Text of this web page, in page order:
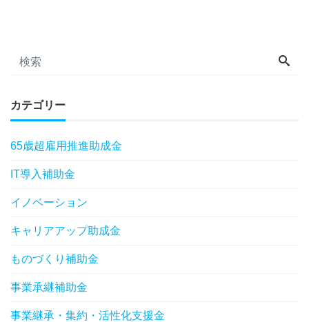
カテゴリー
65歳超雇用推進助成金
IT導入補助金
イノベーション
キャリアアップ助成金
ものづくり補助金
事業承継補助金
事業継承・集約・活性化支援金